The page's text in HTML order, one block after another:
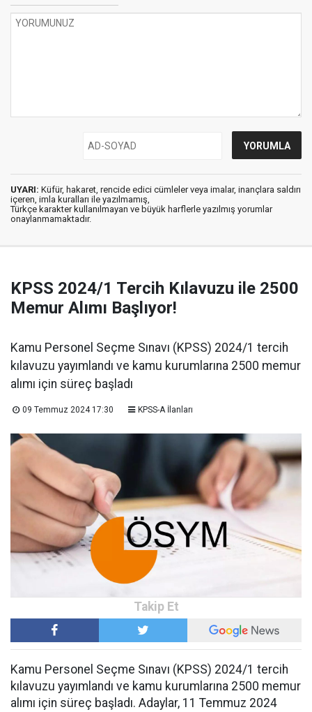
UYARI: Küfür, hakaret, rencide edici cümleler veya imalar, inançlara saldırı
içeren, imla kuralları ile yazılmamış,
Türkçe karakter kullanılmayan ve büyük harflerle yazılmış yorumlar
onaylanmamaktadır.
KPSS 2024/1 Tercih Kılavuzu ile 2500
Memur Alımı Başlıyor!
Kamu Personel Seçme Sınavı (KPSS) 2024/1 tercih
kılavuzu yayımlandı ve kamu kurumlarına 2500 memur
alımı için süreç başladı
09 Temmuz 2024 17:30 KPSS-A İlanları
Kamu Personel Seçme Sınavı (KPSS) 2024/1 tercih
kılavuzu yayımlandı ve kamu kurumlarına 2500 memur
alımı için süreç başladı. Adaylar, 11 Temmuz 2024